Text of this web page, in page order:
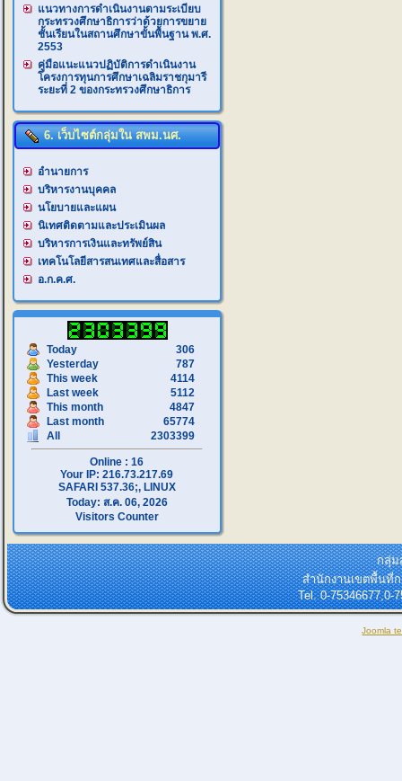
แนวทางการดำเนินงานตามระเบียบ
กระทรวงศึกษาธิการว่าด้วยการขยาย
ชั้นเรียนในสถานศึกษาขั้นพื้นฐาน พ.ศ.
2553
คู่มือแนะแนวปฏิบัติการดำเนินงาน
โครงการทุนการศึกษาเฉลิมราชกุมารี
ระยะที่ 2 ของกระทรวงศึกษาธิการ
6. เว็บไซต์กลุ่มใน สพม.นศ.
อำนายการ
บริหารงานบุคคล
นโยบายและแผน
นิเทศติดตามและประเมินผล
บริหารการเงินและทรัพย์สิน
เทคโนโลยีสารสนเทศและสื่อสาร
อ.ก.ค.ศ.
Today
306
Yesterday
787
This week
4114
Last week
5112
This month
4847
Last month
65774
All
2303399
Online : 16
Your IP: 216.73.217.69
SAFARI 537.36;, LINUX
Today: ส.ค. 06, 2026
Visitors Counter
กลุ่ม
สำนักงานเขตพื้นที่
Tel. 0-75346677,0-
Joomla